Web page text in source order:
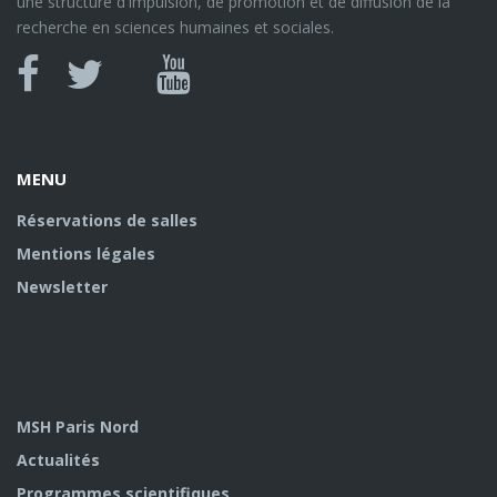
recherche en sciences humaines et sociales.
Canal
MENU
Réservations de salles
Mentions légales
Newsletter
MSH Paris Nord
Actualités